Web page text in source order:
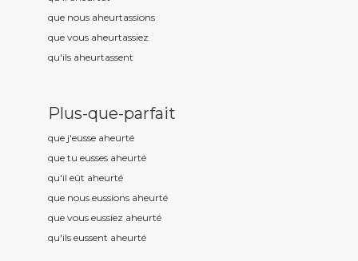
que nous aheurtassions
que vous aheurtassiez
qu'ils aheurtassent
Plus-que-parfait
que j'eusse aheurté
que tu eusses aheurté
qu'il eût aheurté
que nous eussions aheurté
que vous eussiez aheurté
qu'ils eussent aheurté